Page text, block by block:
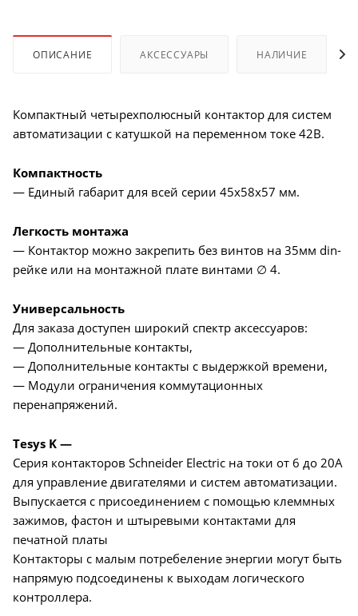
ОПИСАНИЕ АКСЕССУАРЫ НАЛИЧИЕ
Компактный четырехполюсный контактор для систем
автоматизации с катушкой на переменном токе 42В.
Компактность
— Единый габарит для всей серии 45x58x57 мм.
Легкость монтажа
— Контактор можно закрепить без винтов на 35мм din-
рейке или на монтажной плате винтами ∅ 4.
Универсальность
Для заказа доступен широкий спектр аксессуаров:
— Дополнительные контакты,
— Дополнительные контакты с выдержкой времени,
— Модули ограничения коммутационных
перенапряжений.
Tesys K —
Серия контакторов Schneider Electric на токи от 6 до 20А
для управление двигателями и систем автоматизации.
Выпускается с присоединением с помощью клеммных
зажимов, фастон и штыревыми контактами для
печатной платы
Контакторы с малым потребеление энергии могут быть
напрямую подсоединены к выходам логического
контроллера.